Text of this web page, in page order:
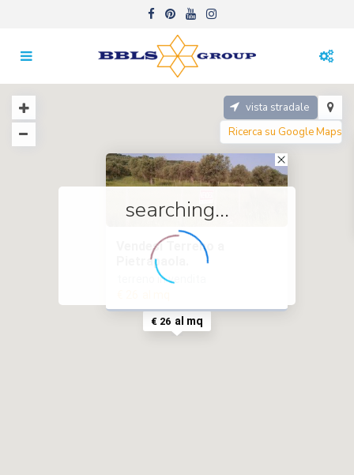
€ 26 al mq
Vendesi Terreno a
Pietrapaola.
terreno in vendita
searching...
vista stradale